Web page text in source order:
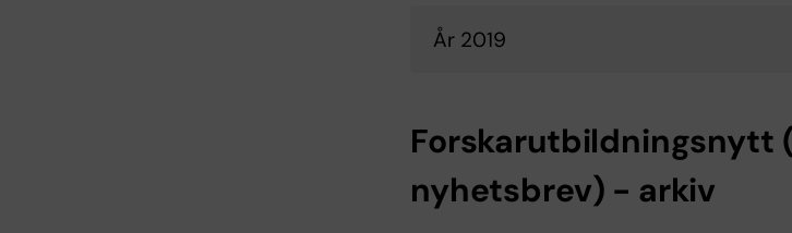
År 2019
Forskarutbildningsnytt
nyhetsbrev) - arkiv